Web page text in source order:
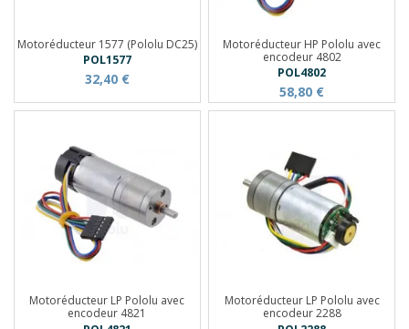
Motoréducteur 1577 (Pololu DC25)
POL1577
32,40 €
Motoréducteur HP Pololu avec
encodeur 4802
POL4802
58,80 €
Motoréducteur LP Pololu avec
encodeur 4821
Motoréducteur LP Pololu avec
encodeur 2288